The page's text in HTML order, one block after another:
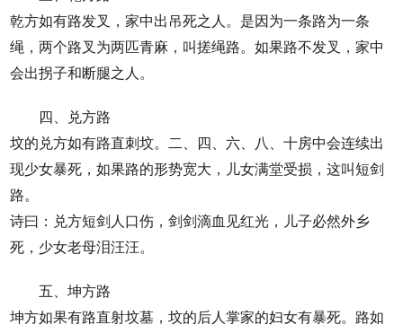
乾方如有路发叉，家中出吊死之人。是因为一条路为一条
绳，两个路叉为两匹青麻，叫搓绳路。如果路不发叉，家中
会出拐子和断腿之人。
四、兑方路
坟的兑方如有路直刺坟。二、四、六、八、十房中会连续出
现少女暴死，如果路的形势宽大，儿女满堂受损，这叫短剑
路。
诗曰：兑方短剑人口伤，剑剑滴血见红光，儿子必然外乡
死，少女老母泪汪汪。
五、坤方路
坤方如果有路直射坟墓，坟的后人掌家的妇女有暴死。路如